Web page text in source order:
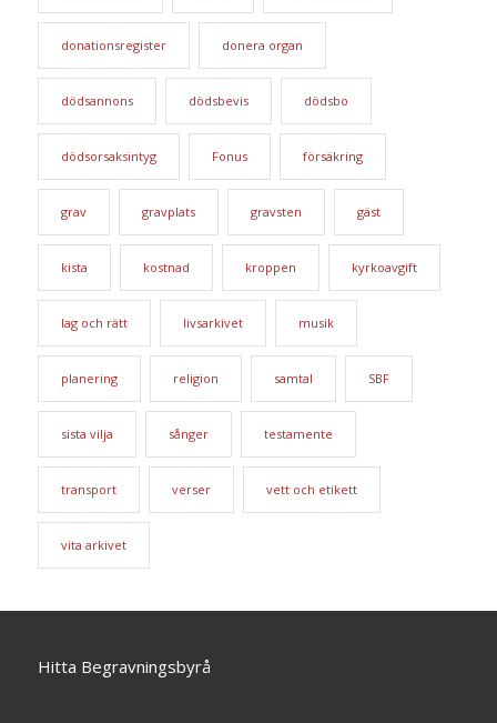
donationsregister donera organ
dödsannons dödsbevis dödsbo
dödsorsaksintyg Fonus försäkring
grav gravplats gravsten gäst
kista kostnad kroppen kyrkoavgift
lag och rätt livsarkivet musik
planering religion samtal SBF
sista vilja sånger testamente
transport verser vett och etikett
vita arkivet
Hitta Begravningsbyrå